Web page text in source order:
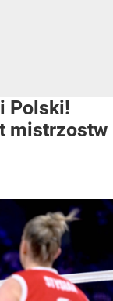
Polski!
mistrzostw